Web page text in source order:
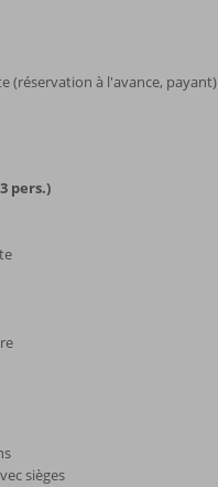
(réservation à l'avance, payant)
pers.)
sièges